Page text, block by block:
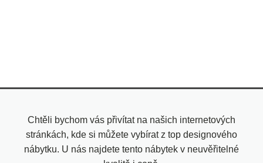
Chtěli bychom vás přivítat na našich internetových
stránkách, kde si můžete vybírat z top designového
nábytku. U nás najdete tento nábytek v neuvěřitelné